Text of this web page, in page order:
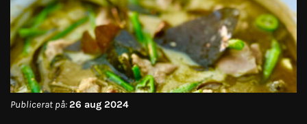
Publicerat på:26 aug 2024